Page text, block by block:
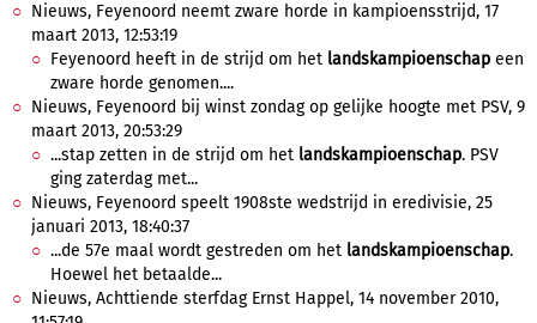
Nieuws, Feyenoord neemt zware horde in kampioensstrijd, 17
maart 2013, 12:53:19
Feyenoord heeft in de strijd om het landskampioenschap een
zware horde genomen....
Nieuws, Feyenoord bij winst zondag op gelijke hoogte met PSV, 9
maart 2013, 20:53:29
...stap zetten in de strijd om het landskampioenschap. PSV
ging zaterdag met...
Nieuws, Feyenoord speelt 1908ste wedstrijd in eredivisie, 25
januari 2013, 18:40:37
...de 57e maal wordt gestreden om het landskampioenschap.
Hoewel het betaalde...
Nieuws, Achttiende sterfdag Ernst Happel, 14 november 2010,